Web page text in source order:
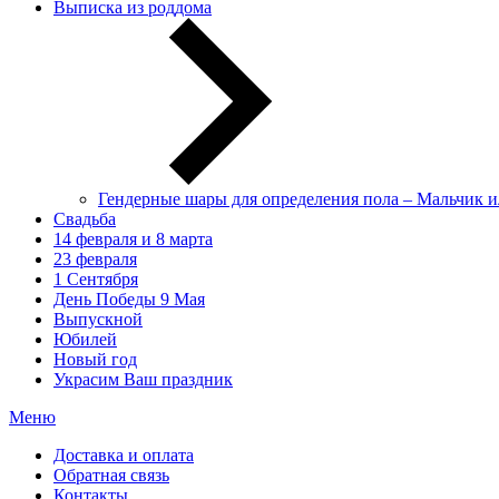
Выписка из роддома
Гендерные шары для определения пола – Мальчик
Свадьба
14 февраля и 8 марта
23 февраля
1 Сентября
День Победы 9 Мая
Выпускной
Юбилей
Новый год
Украсим Ваш праздник
Меню
Доставка и оплата
Обратная связь
Контакты